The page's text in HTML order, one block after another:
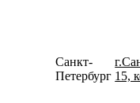
Санкт-
Петербург 15,